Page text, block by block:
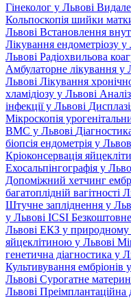
Гінеколог у Львові
Кольпоскопія шийки
Львові Встановлення
Лікування ендометріозу у
Львові Радіохвильова
Амбулаторне лікування у
Львові Лікування
хламідіозу у Львові
інфекції у Львові
Мікроскопія
ВМС у Львові
біопсія ендометрія у
Кріоконсервація
Ехосальпінгографія у
Допоміжний хетчинг
багатоплідній вагітності
Штучне запліднення у
у Львові ICSI
Львові ЕКЗ у природному
яйцеклітиною у Львові
генетична діагностика у
Культивування ембріонів
Львові Сурогатне
Львові Преімплантаційна